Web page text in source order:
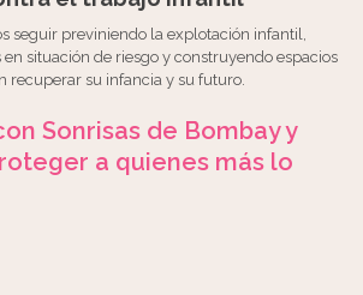
seguir previniendo la explotación infantil,
situación de riesgo y construyendo espacios
recuperar su infancia y su futuro.
Sonrisas de Bombay y
a quienes más lo